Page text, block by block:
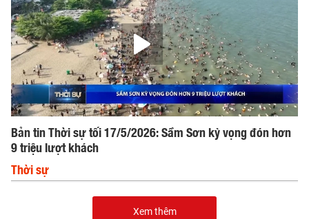
Bản tin Thời sự tối 17/5/2026: Sầm Sơn kỳ vọng đón hơn
9 triệu lượt khách
Thời sự
Xem thêm